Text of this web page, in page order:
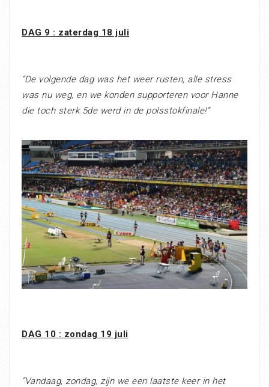
DAG 9 : zaterdag 18 juli
“De volgende dag was het weer rusten, alle stress
was nu weg, en we konden supporteren voor Hanne
die toch sterk 5de werd in de polsstokfinale!”
DAG 10 : zondag 19 juli
“Vandaag, zondag, zijn we een laatste keer in het